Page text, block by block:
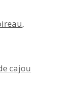
,
cajou